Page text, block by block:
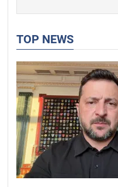
TOP NEWS